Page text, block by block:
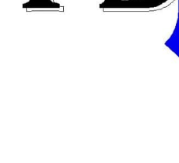
En Hongrie, le conservateur
Tisza "Respect et liberté" ont
contre le premier ministre